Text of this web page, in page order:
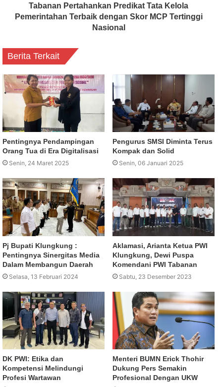
Tabanan Pertahankan Predikat Tata Kelola
Pemerintahan Terbaik dengan Skor MCP Tertinggi
Nasional
Berita Terkait
Pentingnya Pendampingan
Orang Tua di Era Digitalisasi
Senin, 24 Maret 2025
Pengurus SMSI Diminta Terus
Kompak dan Solid
Senin, 06 Januari 2025
Pj Bupati Klungkung :
Pentingnya Sinergitas Media
Dalam Membangun Daerah
Selasa, 13 Februari 2024
Aklamasi, Arianta Ketua PWI
Klungkung, Dewi Puspa
Komendani PWI Tabanan
Sabtu, 23 Desember 2023
DK PWI: Etika dan
Kompetensi Melindungi
Profesi Wartawan
Menteri BUMN Erick Thohir
Dukung Pers Semakin
Profesional Dengan UKW